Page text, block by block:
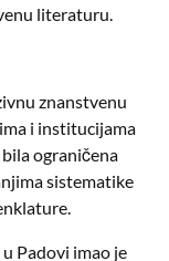
literaturu.
znanstvenu
i institucijama
ograničena
sistematike
Padovi imao je